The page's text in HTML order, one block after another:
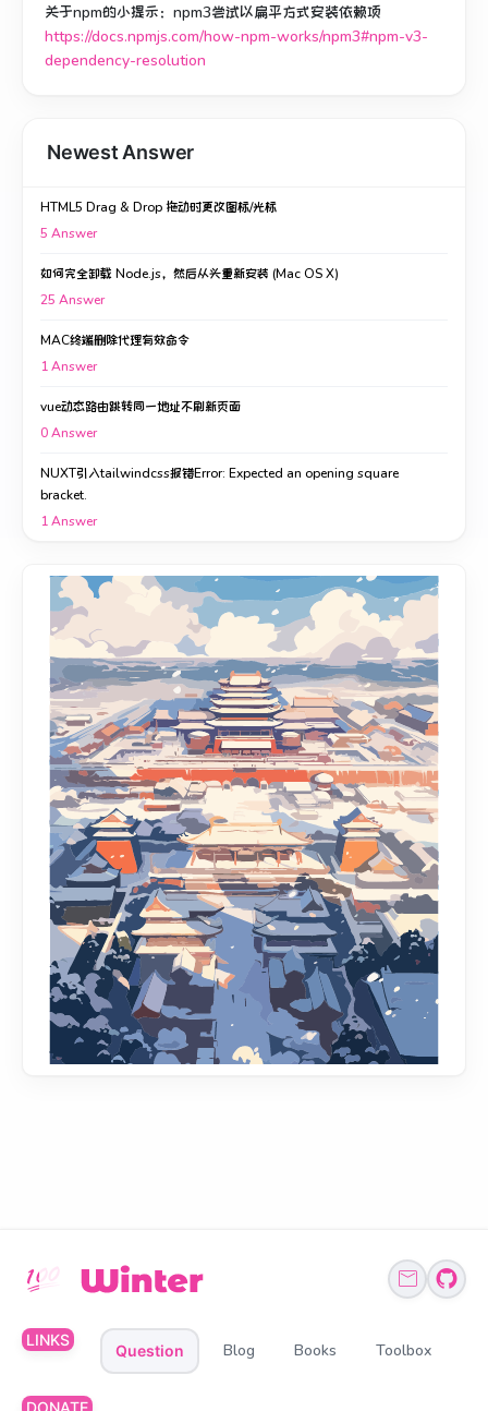
关于npm的小提示：npm3尝试以扁平方式安装依赖项
https://docs.npmjs.com/how-npm-works/npm3#npm-v3-
dependency-resolution
Newest Answer
HTML5 Drag & Drop 拖动时更改图标/光标
5 Answer
如何完全卸载 Node.js，然后从头重新安装 (Mac OS X)
25 Answer
MAC终端删除代理有效命令
1Answer
vue动态路由跳转同一地址不刷新页面
0Answer
NUXT引入tailwindcss报错Error: Expected an opening square
bracket.
1Answer
LINKS
Question Blog Books Toolbox
DONATE